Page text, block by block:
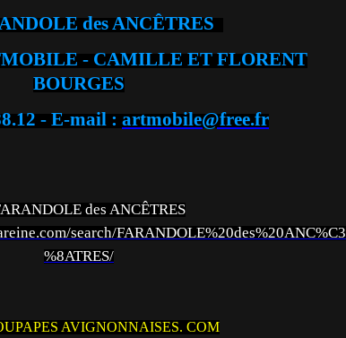
des ANCÊTRES
- CAMILLE ET FLORENT
BOURGES
- E-mail : artmobile@free.fr
des ANCÊTRES
search/FARANDOLE%20des%20ANC%C3
%8ATRES/
AVIGNONNAISES. COM